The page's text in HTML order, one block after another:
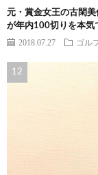
元・賞金女王の古閑
が年内100切りを本気
2018.07.27 ゴル